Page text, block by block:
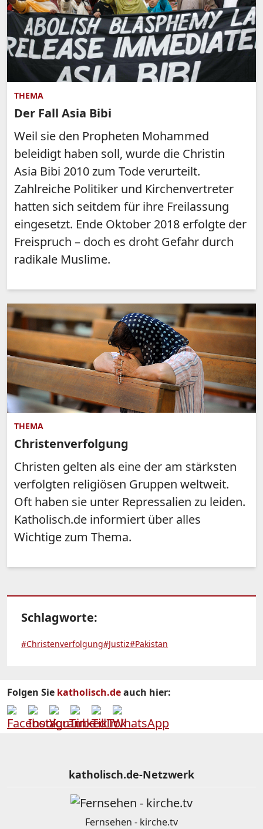
THEMA
Der Fall Asia Bibi
Weil sie den Propheten Mohammed
beleidigt haben soll, wurde die Christin
Asia Bibi 2010 zum Tode verurteilt.
Zahlreiche Politiker und Kirchenvertreter
hatten sich seitdem für ihre Freilassung
eingesetzt. Ende Oktober 2018 erfolgte der
Freispruch – doch es droht Gefahr durch
radikale Muslime.
THEMA
Christenverfolgung
Christen gelten als eine der am stärksten
verfolgten religiösen Gruppen weltweit.
Oft haben sie unter Repressalien zu leiden.
Katholisch.de informiert über alles
Wichtige zum Thema.
Schlagworte:
#Christenverfolgung#Justiz#Pakistan
Folgen Sie katholisch.deauch hier:
katholisch.de-Netzwerk
Fernsehen - kirche.tv